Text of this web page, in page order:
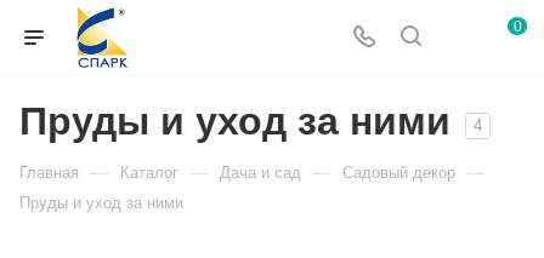
0
Пруды и уход за ними 4
Главная — Каталог — Дача и сад — Садовый декор —
Пруды и уход за ними